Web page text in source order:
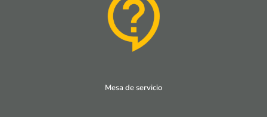
Mesa de servicio